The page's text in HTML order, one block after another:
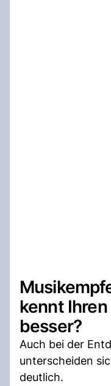
kennt
besser?
Auch bei der
unterscheiden
deutlich.